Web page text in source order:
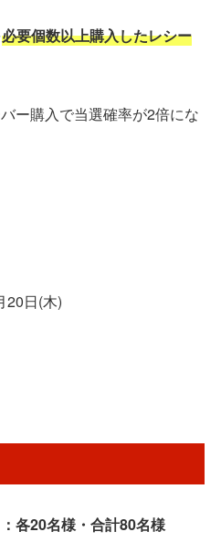
必要個数以上購入したレシー
ー購入で当選確率が2倍にな
20日(木)
各20名様・合計80名様